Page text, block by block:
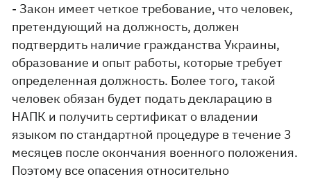
- Закон имеет четкое требование, что человек,
претендующий на должность, должен
подтвердить наличие гражданства Украины,
образование и опыт работы, которые требует
определенная должность. Более того, такой
человек обязан будет подать декларацию в
НАПК и получить сертификат о владении
языком по стандартной процедуре в течение 3
месяцев после окончания военного положения.
Поэтому все опасения относительно